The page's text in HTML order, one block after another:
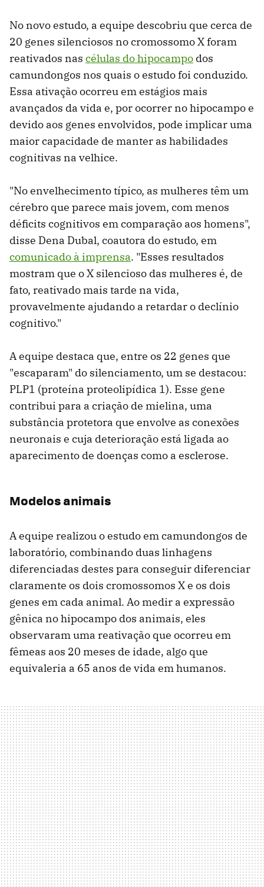
No novo estudo, a equipe descobriu que cerca de
20 genes silenciosos no cromossomo X foram
reativados nas células do hipocampo dos
camundongos nos quais o estudo foi conduzido.
Essa ativação ocorreu em estágios mais
avançados da vida e, por ocorrer no hipocampo e
devido aos genes envolvidos, pode implicar uma
maior capacidade de manter as habilidades
cognitivas na velhice.
"No envelhecimento típico, as mulheres têm um
cérebro que parece mais jovem, com menos
déficits cognitivos em comparação aos homens",
disse Dena Dubal, coautora do estudo, em
comunicado à imprensa. "Esses resultados
mostram que o X silencioso das mulheres é, de
fato, reativado mais tarde na vida,
provavelmente ajudando a retardar o declínio
cognitivo."
A equipe destaca que, entre os 22 genes que
"escaparam" do silenciamento, um se destacou:
PLP1 (proteína proteolipídica 1). Esse gene
contribui para a criação de mielina, uma
substância protetora que envolve as conexões
neuronais e cuja deterioração está ligada ao
aparecimento de doenças como a esclerose.
Modelos animais
A equipe realizou o estudo em camundongos de
laboratório, combinando duas linhagens
diferenciadas destes para conseguir diferenciar
claramente os dois cromossomos X e os dois
genes em cada animal. Ao medir a expressão
gênica no hipocampo dos animais, eles
observaram uma reativação que ocorreu em
fêmeas aos 20 meses de idade, algo que
equivaleria a 65 anos de vida em humanos.